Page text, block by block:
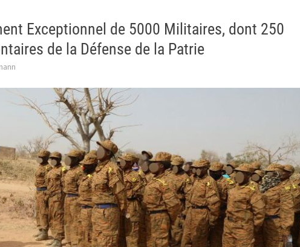
Exceptionnel de 5000 Militaires, dont 250
de la Défense de la Patrie